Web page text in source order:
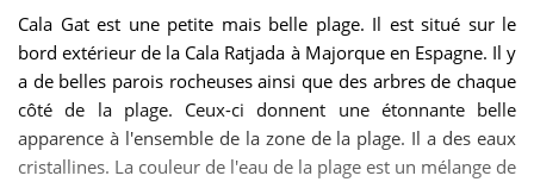
Cala Gat est une petite mais belle plage. Il est situé sur le
bord extérieur de la Cala Ratjada à Majorque en Espagne. Il y
a de belles parois rocheuses ainsi que des arbres de chaque
côté de la plage. Ceux-ci donnent une étonnante belle
apparence à l'ensemble de la zone de la plage. Il a des eaux
cristallines. La couleur de l'eau de la plage est un mélange de